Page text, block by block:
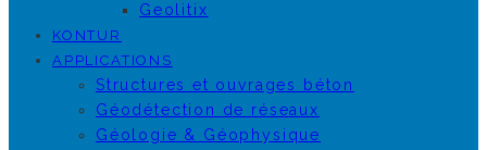
Geolitix
KONTUR
APPLICATIONS
Structures et ouvrages béton
Géodétection de réseaux
Géologie & Géophysique